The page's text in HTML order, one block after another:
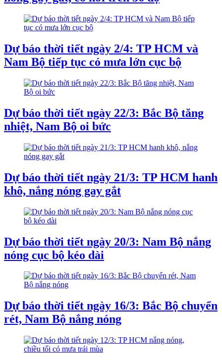
Dự báo thời tiết ngày 2/4: TP HCM và
Nam Bộ tiếp tục có mưa lớn cục bộ
Dự báo thời tiết ngày 22/3: Bắc Bộ tăng
nhiệt, Nam Bộ oi bức
Dự báo thời tiết ngày 21/3: TP HCM hanh
khô, nắng nóng gay gắt
Dự báo thời tiết ngày 20/3: Nam Bộ nắng
nóng cục bộ kéo dài
Dự báo thời tiết ngày 16/3: Bắc Bộ chuyển
rét, Nam Bộ nắng nóng